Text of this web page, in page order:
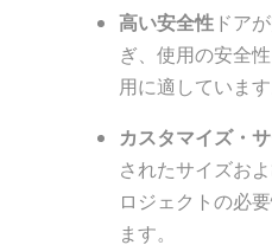
高い安全性 ドア
ぎ、使用の安全
用に適しています
カスタマイズ・
されたサイズお
ロジェクトの必
ます。